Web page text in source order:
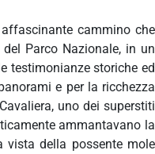
cammino che
Parco Nazionale, in un
testimonianze storiche ed
e per la ricchezza
uno dei superstiti
ammantavano la
vista della possente mole